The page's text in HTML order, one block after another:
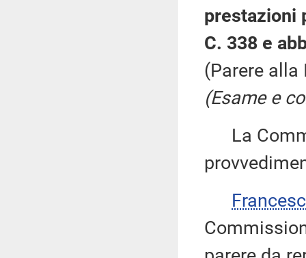
prestazioni
C. 338 e
(Parere alla
(Esame e
La